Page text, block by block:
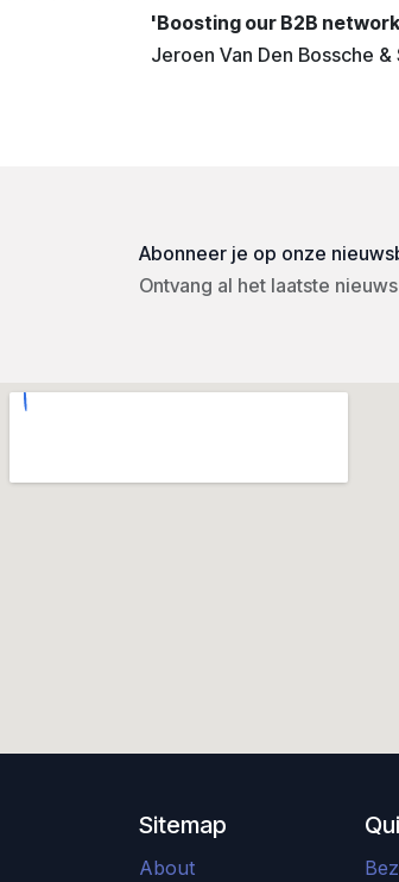
'Boosting our B2B
Jeroen Van Den Bossche
Abonneer je op onze
Ontvang al het laatste
Sitemap
About